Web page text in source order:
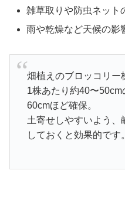
雑草取りや防虫ネット
雨や乾燥など天候の影
畑植えのブロッコリー
1株あたり約40〜
60cmほど確保。
土寄せしやすいよう、
しておくと効果的です。